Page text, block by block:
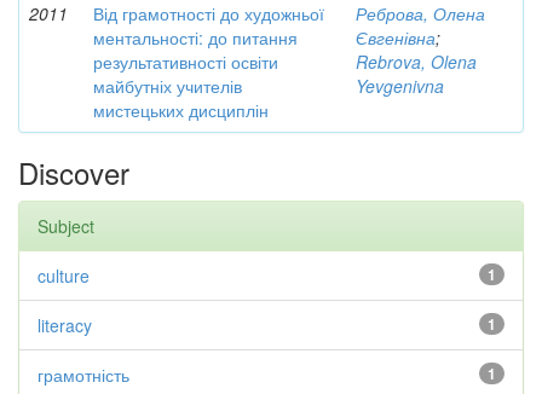
2011
Від грамотності до художньої
ментальності: до питання
результативності освіти
майбутніх учителів
мистецьких дисциплін
Реброва, Олена
Євгенівна;
Rebrova, Olena
Yevgenivna
Discover
Subject
1
culture
1
literacy
1
грамотність